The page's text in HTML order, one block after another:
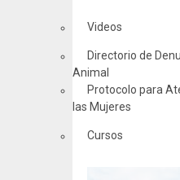
Videos
Directorio de
Animal
Protocolo para
las Mujeres
Cursos